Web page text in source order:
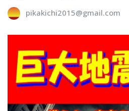
pikakichi2015@gmail.com